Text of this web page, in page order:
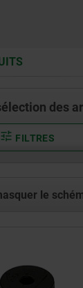
des
FILTRES
le